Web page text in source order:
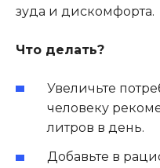
зуда и дискомфорта.
Что делать?
Увеличьте
человеку
литров в день.
Добавьте в